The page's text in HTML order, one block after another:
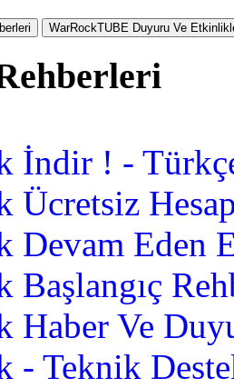
WarRockTUBE Duyuru Ve
İndir ! -
Ücretsiz
Devam Eden
Başlangıç
Haber Ve
- Teknik